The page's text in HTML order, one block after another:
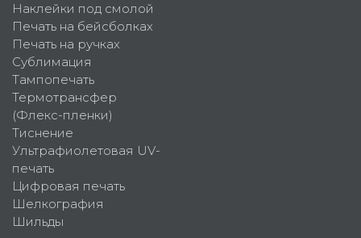
Наклейки под смолой
Печать на бейсболках
Печать на ручках
Сублимация
Тампопечать
Термотрансфер
(Флекс-пленки)
Тиснение
Ультрафиолетовая UV-
печать
Цифровая печать
Шелкография
Шильды